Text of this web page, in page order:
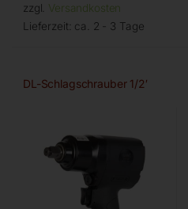
zzgl. Versandkosten
Lieferzeit: ca. 2 - 3 Tage
DL-Schlagschrauber 1/2′